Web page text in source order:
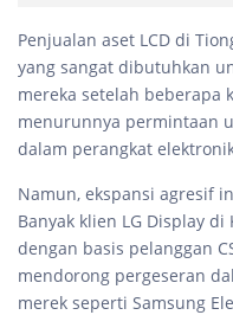
Penjualan aset LCD di
yang sangat dibutuhkan
mereka setelah beberapa
menurunnya permintaan
dalam perangkat
Namun, ekspansi agresif
Banyak klien LG Display
dengan basis pelanggan
mendorong pergeseran
merek seperti Samsung